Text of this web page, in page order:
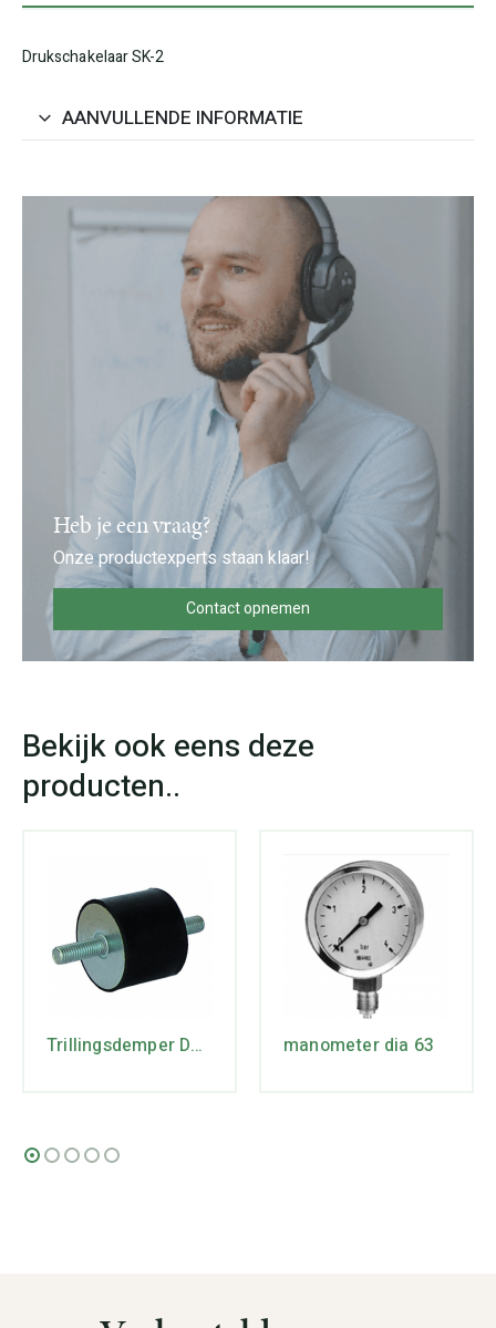
Drukschakelaar SK-2
AANVULLENDE INFORMATIE
Heb je een vraag?
Onze productexperts staan klaar!
Contact opnemen
Trillingsdemper D30/20 manometer dia 63